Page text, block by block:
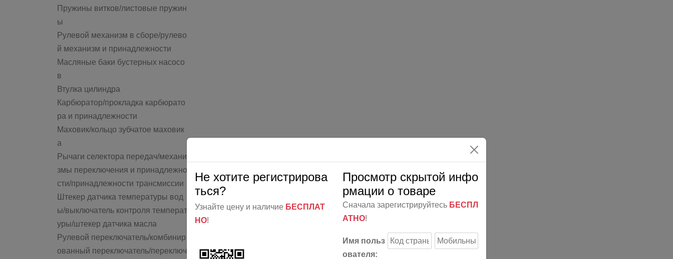
Пружины витков/листовые пружин
ы
Рулевой механизм в сборе/рулево
й механизм и принадлежности
Масляные баки бустерных насосо
в
Втулка цилиндра
Карбюратор/прокладка карбюрато
ра и принадлежности
Маховик/кольцо зубчатое маховик
а
Рычаги селектора передач/механи
змы переключения и принадлежно
сти/принадлежности трансмиссии
Штекер датчика температуры вод
ы/выключатель контроля температ
уры/штекер датчика масла
Рулевой переключатель/комбинир
ованный переключатель/переключ
Не хотите регистрирова
ться?
Узнайте цену и наличие БЕСПЛАТ
НО!
Просмотр скрытой инфо
рмации о товаре
Сначала зарегистрируйтесь БЕСПЛ
АТНО!
Имя польз
ователя: